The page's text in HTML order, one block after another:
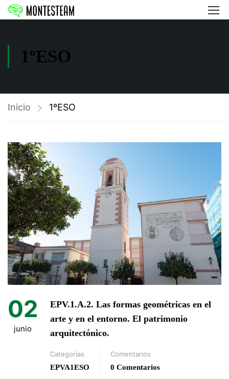
1ºESO
Inicio 1ºESO
02
junio
EPV.1.A.2. Las formas geométricas en el
arte y en el entorno. El patrimonio
arquitectónico.
Categorías
EPVA1ESO
Comentarios
0 Comentarios